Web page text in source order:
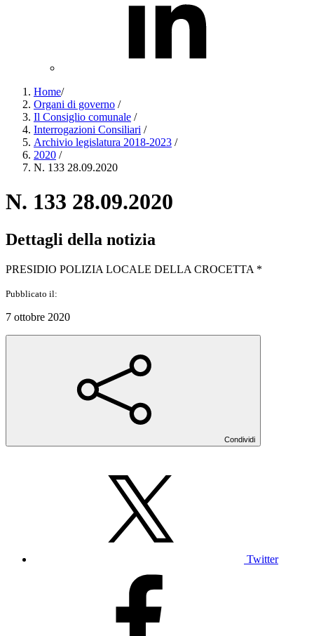
Home/
Organi di governo /
Il Consiglio comunale /
Interrogazioni Consiliari /
Archivio legislatura 2018-2023 /
2020 /
N. 133 28.09.2020
N. 133 28.09.2020
Dettagli della notizia
PRESIDIO POLIZIA LOCALE DELLA CROCETTA *
Pubblicato il:
7 ottobre 2020
Condividi
Twitter